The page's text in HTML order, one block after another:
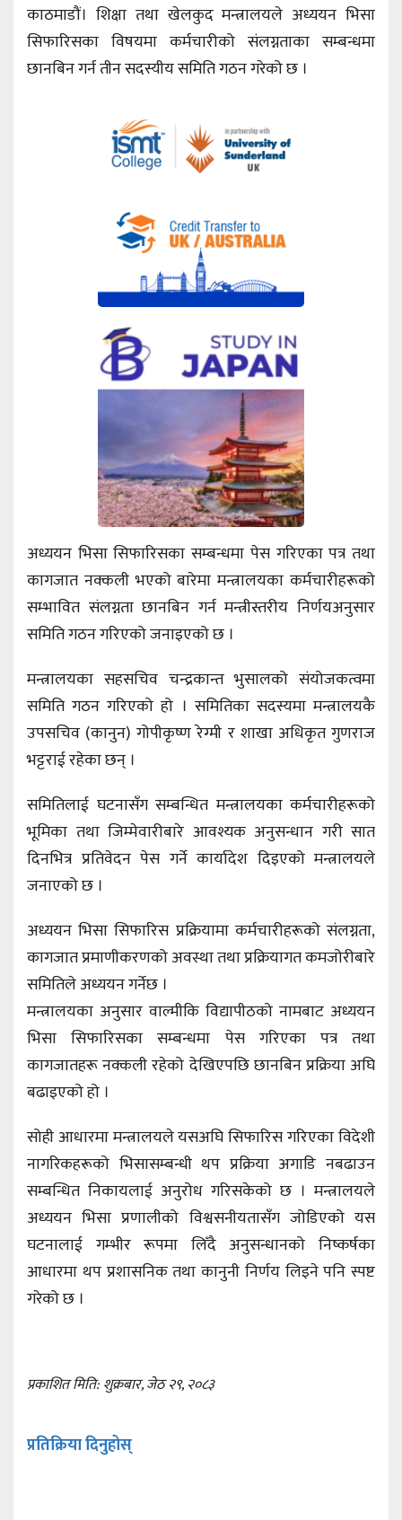
काठमाडौं। शिक्षा तथा खेलकुद मन्त्रालयले अध्ययन भिसा
सिफारिसका विषयमा कर्मचारीको संलग्नताका सम्बन्धमा
छानबिन गर्न तीन सदस्यीय समिति गठन गरेको छ ।
अध्ययन भिसा सिफारिसका सम्बन्धमा पेस गरिएका पत्र तथा
कागजात नक्कली भएको बारेमा मन्त्रालयका कर्मचारीहरूको
सम्भावित संलग्नता छानबिन गर्न मन्त्रीस्तरीय निर्णयअनुसार
समिति गठन गरिएको जनाइएको छ ।
मन्त्रालयका सहसचिव चन्द्रकान्त भुसालको संयोजकत्वमा
समिति गठन गरिएको हो । समितिका सदस्यमा मन्त्रालयकै
उपसचिव (कानुन) गोपीकृष्ण रेग्मी र शाखा अधिकृत गुणराज
भट्टराई रहेका छन् ।
समितिलाई घटनासँग सम्बन्धित मन्त्रालयका कर्मचारीहरूको
भूमिका तथा जिम्मेवारीबारे आवश्यक अनुसन्धान गरी सात
दिनभित्र प्रतिवेदन पेस गर्ने कार्यादेश दिइएको मन्त्रालयले
जनाएको छ ।
अध्ययन भिसा सिफारिस प्रक्रियामा कर्मचारीहरूको संलग्नता,
कागजात प्रमाणीकरणको अवस्था तथा प्रक्रियागत कमजोरीबारे
समितिले अध्ययन गर्नेछ ।
मन्त्रालयका अनुसार वाल्मीकि विद्यापीठको नामबाट अध्ययन
भिसा सिफारिसका सम्बन्धमा पेस गरिएका पत्र तथा
कागजातहरू नक्कली रहेको देखिएपछि छानबिन प्रक्रिया अघि
बढाइएको हो ।
सोही आधारमा मन्त्रालयले यसअघि सिफारिस गरिएका विदेशी
नागरिकहरूको भिसासम्बन्धी थप प्रक्रिया अगाडि नबढाउन
सम्बन्धित निकायलाई अनुरोध गरिसकेको छ । मन्त्रालयले
अध्ययन भिसा प्रणालीको विश्वसनीयतासँग जोडिएको यस
घटनालाई गम्भीर रूपमा लिँदै अनुसन्धानको निष्कर्षका
आधारमा थप प्रशासनिक तथा कानुनी निर्णय लिइने पनि स्पष्ट
गरेको छ ।
प्रकाशित मिति: शुक्रबार, जेठ २९, २०८३
प्रतिक्रिया दिनुहोस्